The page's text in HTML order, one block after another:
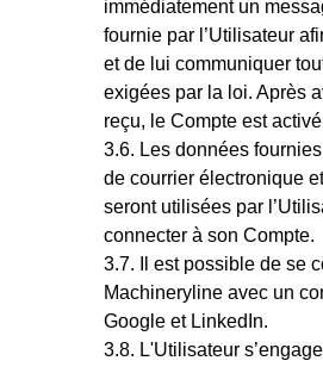
immédiatement un
fournie par l’Utilisateur
et de lui communiquer
exigées par la loi. Après
reçu, le Compte est
Les données
de courrier électronique
seront utilisées par
connecter à son Compte.
Il est possible de se
Machineryline avec un
Google et LinkedIn.
L'Utilisateur